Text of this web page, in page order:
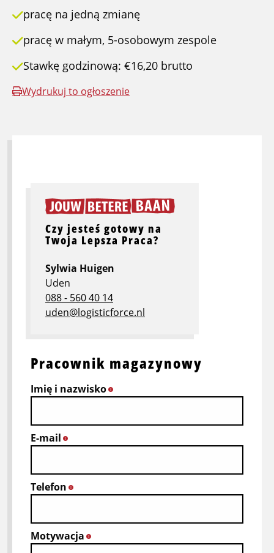
pracę na jedną zmianę
pracę w małym, 5-osobowym zespole
Stawkę godzinową: €16,20 brutto
Wydrukuj to ogłoszenie
Pracownik magazynowy
Imię i nazwisko
E-mail
Telefon
Motywacja
Czy jesteś gotowy na
Twoja Lepsza Praca?
Sylwia Huigen
Uden
088 - 560 40 14
uden@logisticforce.nl